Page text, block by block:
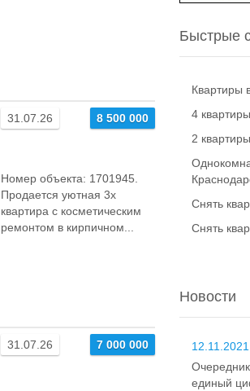
31.07.26 8 500 000
Номер объекта: 1701945.
Продается уютная 3х
квартира с косметическим
ремонтом в кирпичном...
31.07.26 7 000 000
Быстрые
Квартиры
4
2
Снять
Снять
Новости
12.11.2021
единый